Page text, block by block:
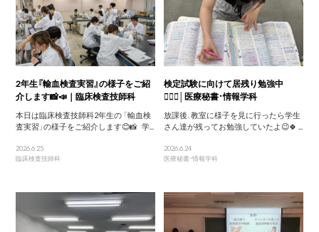
2年生『輸血検査実習』の様子をご紹
介します📸📣｜臨床検査技師科
本日は臨床検査技師科2年生の 「輸血検
査実習」の様子をご紹介します😊📸 学...
2026.6.25
臨床検査技師科
検定試験に向けて居残り勉強中
🙋‍♀️✨│医療秘書・情報学科
放課後、教室に様子を見に行ったら学生
さん達が残ってお勉強していたよ😉🍀 ...
2026.6.24
医療秘書・情報学科